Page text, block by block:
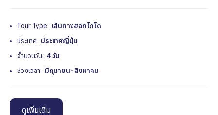
Tour Type: เส้นทางฮอกไกโด
ประเทศ: ประเทศญี่ปุ่น
จำนวนวัน: 4 วัน
ช่วงเวลา: มิถุนายน- สิงหาคม
ดูเพิ่มเติม